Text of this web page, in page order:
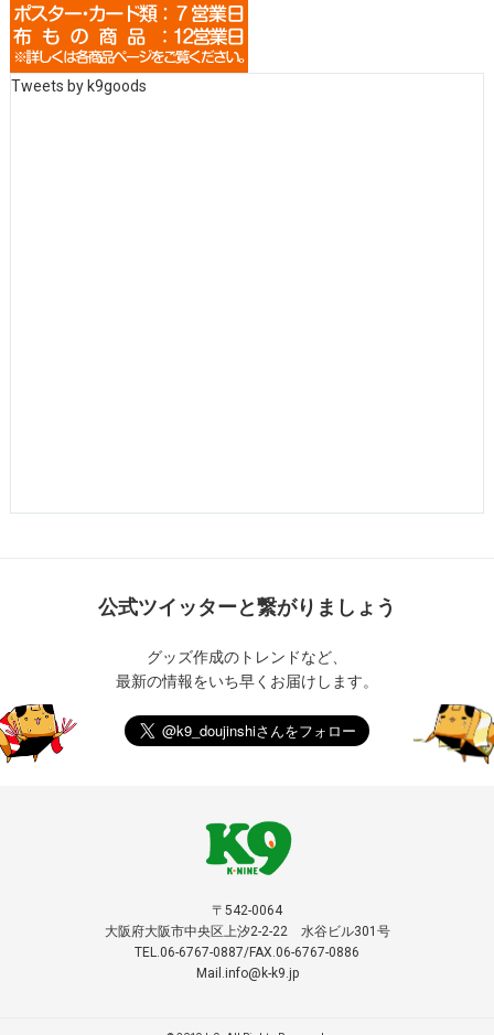
Tweets by k9goods
公式ツイッターと繋がりましょう
グッズ作成のトレンドなど、
最新の情報をいち早くお届けします。
〒542-0064
大阪府大阪市中央区上汐2-2-22 水谷ビル301号
TEL.06-6767-0887/FAX.06-6767-0886
Mail.info@k-k9.jp